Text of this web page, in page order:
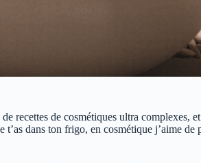
recettes de cosmétiques ultra complexes,
t’as dans ton frigo, en cosmétique j’aime